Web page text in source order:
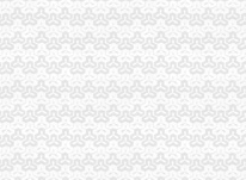
“两翼”重庆税务注销子论坛在云局
务注销要注重把握五个环节
示”重庆代办公司活动见实效
暑天气
微型企业登记工作
“三进三同”活动见成效
庆分公司注销著名商标